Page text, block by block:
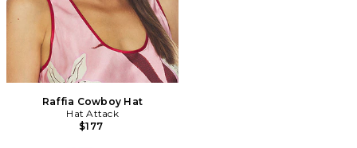
Raffia Cowboy Hat
Hat Attack
$177